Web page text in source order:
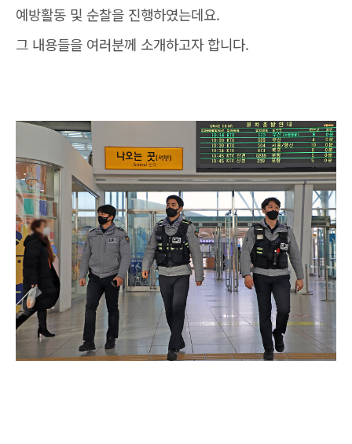
예방활동 및 순찰을 진행하였는데요.
그 내용들을 여러분께 소개하고자 합니다.